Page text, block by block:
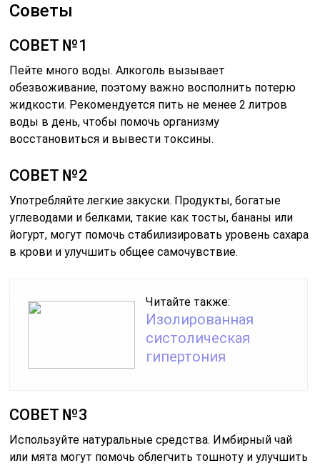
Советы
СОВЕТ №1
Пейте много воды. Алкоголь вызывает
обезвоживание, поэтому важно восполнить потерю
жидкости. Рекомендуется пить не менее 2 литров
воды в день, чтобы помочь организму
восстановиться и вывести токсины.
СОВЕТ №2
Употребляйте легкие закуски. Продукты, богатые
углеводами и белками, такие как тосты, бананы или
йогурт, могут помочь стабилизировать уровень сахара
в крови и улучшить общее самочувствие.
Читайте также:
Изолированная
систолическая
гипертония
СОВЕТ №3
Используйте натуральные средства. Имбирный чай
или мята могут помочь облегчить тошноту и улучшить